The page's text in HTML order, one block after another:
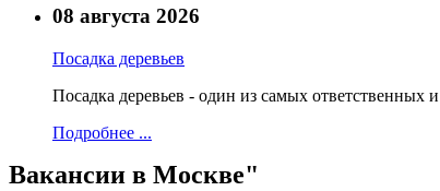
08 августа 2026
Посадка деревьев
Посадка деревьев - один из самых ответственных
Подробнее ...
Вакансии в Москве"